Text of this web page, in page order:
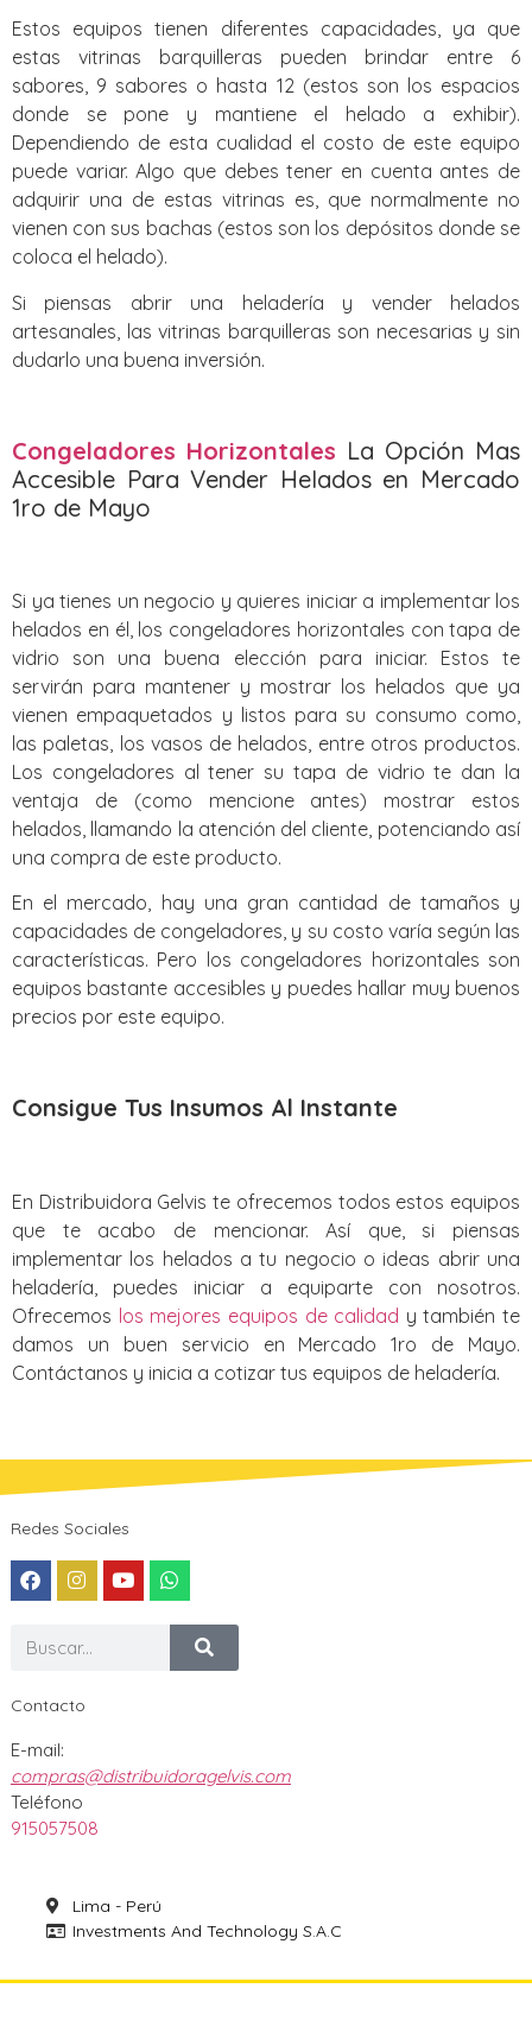
Estos equipos tienen diferentes capacidades, ya que
estas vitrinas barquilleras pueden brindar entre 6
sabores, 9 sabores o hasta 12 (estos son los espacios
donde se pone y mantiene el helado a exhibir).
Dependiendo de esta cualidad el costo de este equipo
puede variar. Algo que debes tener en cuenta antes de
adquirir una de estas vitrinas es, que normalmente no
vienen con sus bachas (estos son los depósitos donde se
coloca el helado).
Si piensas abrir una heladería y vender helados
artesanales, las vitrinas barquilleras son necesarias y sin
dudarlo una buena inversión.
Congeladores Horizontales La Opción Mas
Accesible Para Vender Helados en Mercado
1ro de Mayo
Si ya tienes un negocio y quieres iniciar a implementar los
helados en él, los congeladores horizontales con tapa de
vidrio son una buena elección para iniciar. Estos te
servirán para mantener y mostrar los helados que ya
vienen empaquetados y listos para su consumo como,
las paletas, los vasos de helados, entre otros productos.
Los congeladores al tener su tapa de vidrio te dan la
ventaja de (como mencione antes) mostrar estos
helados, llamando la atención del cliente, potenciando así
una compra de este producto.
En el mercado, hay una gran cantidad de tamaños y
capacidades de congeladores, y su costo varía según las
características. Pero los congeladores horizontales son
equipos bastante accesibles y puedes hallar muy buenos
precios por este equipo.
Consigue Tus Insumos Al Instante
En Distribuidora Gelvis te ofrecemos todos estos equipos
que te acabo de mencionar. Así que, si piensas
implementar los helados a tu negocio o ideas abrir una
heladería, puedes iniciar a equiparte con nosotros.
Ofrecemos los mejores equipos de calidad y también te
damos un buen servicio en Mercado 1ro de Mayo.
Contáctanos y inicia a cotizar tus equipos de heladería.
Redes Sociales
Contacto
E-mail:
compras@distribuidoragelvis.com
Teléfono
915057508
Lima - Perú
Investments And Technology S.A.C